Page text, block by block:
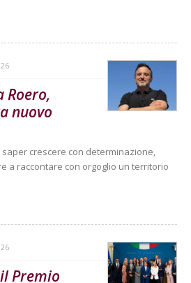
Roero,
nuovo
crescere con determinazione,
a raccontare con orgoglio un territorio
Premio